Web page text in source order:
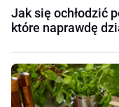
Jak się ochłodzić
które naprawdę